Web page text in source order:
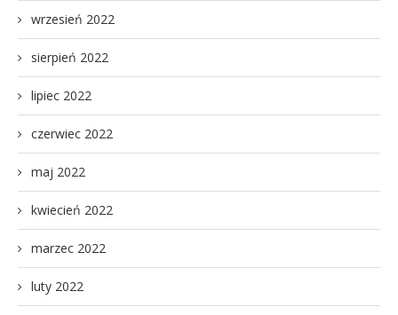
wrzesień 2022
sierpień 2022
lipiec 2022
czerwiec 2022
maj 2022
kwiecień 2022
marzec 2022
luty 2022